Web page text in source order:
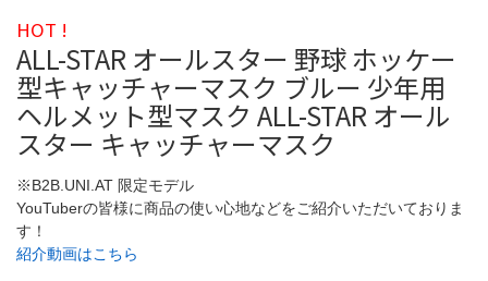
HOT !
ALL-STAR オールスター 野球 ホッケー
型キャッチャーマスク ブルー 少年用
ヘルメット型マスク ALL-STAR オール
スター キャッチャーマスク
※B2B.UNI.AT 限定モデル
YouTuberの皆様に商品の使い心地などをご紹介いただいておりま
す！
紹介動画はこちら